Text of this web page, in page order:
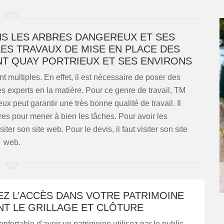
LES ARBRES DANGEREUX ET SES
TRAVAUX DE MISE EN PLACE DES
QUAY PORTRIEUX ET SES ENVIRONS
multiples. En effet, il est nécessaire de poser des
experts en la matière. Pour ce genre de travail, TM
peut garantir une très bonne qualité de travail. Il
pour mener à bien les tâches. Pour avoir les
son site web. Pour le devis, il faut visiter son site
web.
L’ACCÈS DANS VOTRE PATRIMOINE
LE GRILLAGE ET CLÔTURE